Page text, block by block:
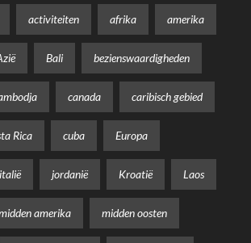
activiteiten afrika amerika
Bali bezienswaardigheden
canada caribisch gebied
Rica cuba Europa
italië jordanië Kroatië Laos
amerika midden oosten